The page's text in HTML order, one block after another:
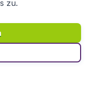
Copyright © 2026
zu.